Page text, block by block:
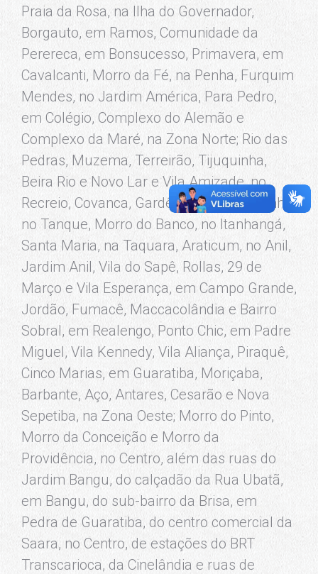
Praia da Rosa, na Ilha do Governador,
Borgauto, em Ramos, Comunidade da
Perereca, em Bonsucesso, Primavera, em
Cavalcanti, Morro da Fé, na Penha, Furquim
Mendes, no Jardim América, Para Pedro,
em Colégio, Complexo do Alemão e
Complexo da Maré, na Zona Norte; Rio das
Pedras, Muzema, Terreirão, Tijuquinha,
Beira Rio e Novo Lar e Vila Amizade, no
Recreio, Covanca, Gardênia Azul, Chacrinha,
no Tanque, Morro do Banco, no Itanhangá,
Santa Maria, na Taquara, Araticum, no Anil,
Jardim Anil, Vila do Sapê, Rollas, 29 de
Março e Vila Esperança, em Campo Grande,
Jordão, Fumacê, Maccacolândia e Bairro
Sobral, em Realengo, Ponto Chic, em Padre
Miguel, Vila Kennedy, Vila Aliança, Piraquê,
Cinco Marias, em Guaratiba, Moriçaba,
Barbante, Aço, Antares, Cesarão e Nova
Sepetiba, na Zona Oeste; Morro do Pinto,
Morro da Conceição e Morro da
Providência, no Centro, além das ruas do
Jardim Bangu, do calçadão da Rua Ubatã,
em Bangu, do sub-bairro da Brisa, em
Pedra de Guaratiba, do centro comercial da
Saara, no Centro, de estações do BRT
Transcarioca, da Cinelândia e ruas de